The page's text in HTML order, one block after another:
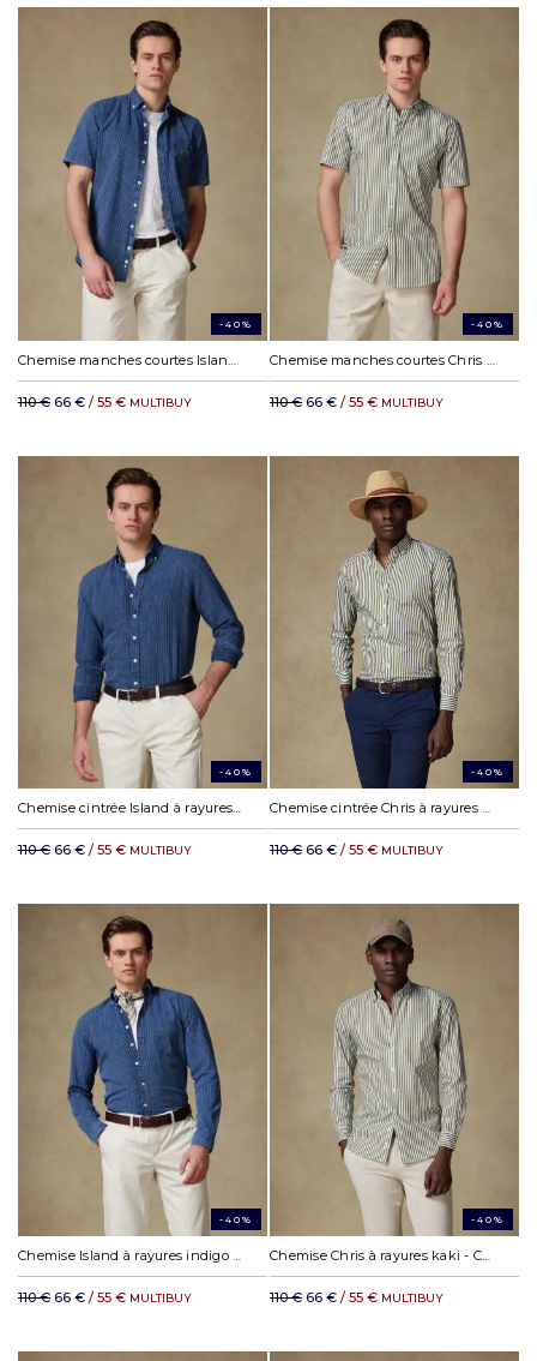
-40%
Chemise manches courtes Island à rayures indigo - Col Boutonné
110 € 66 € / 55 € MULTIBUY
-40%
Chemise manches courtes Chris à rayures kaki - Col Boutonné
110 € 66 € / 55 € MULTIBUY
-40%
Chemise cintrée Island à rayures indigo - Col Boutonné
110 € 66 € / 55 € MULTIBUY
-40%
Chemise cintrée Chris à rayures kaki - Col Boutonné
110 € 66 € / 55 € MULTIBUY
-40%
Chemise Island à rayures indigo - Col Boutonné
110 € 66 € / 55 € MULTIBUY
-40%
Chemise Chris à rayures kaki - Col Boutonné
110 € 66 € / 55 € MULTIBUY